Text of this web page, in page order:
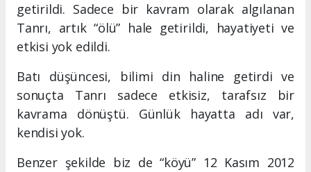
getirildi. Sadece bir kavram olarak algılanan
Tanrı, artık “ölü” hale getirildi, hayatiyeti ve
etkisi yok edildi.
Batı düşüncesi, bilimi din haline getirdi ve
sonuçta Tanrı sadece etkisiz, tarafsız bir
kavrama dönüştü. Günlük hayatta adı var,
kendisi yok.
Benzer şekilde biz de “köyü” 12 Kasım 2012